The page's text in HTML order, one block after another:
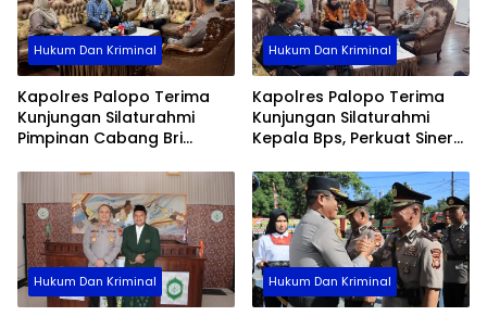
Hukum Dan Kriminal
Kapolres Palopo Terima
Kunjungan Silaturahmi
Pimpinan Cabang Bri
Hukum Dan Kriminal
Kapolres Palopo Terima
Kunjungan Silaturahmi
Kepala Bps, Perkuat Sinergi
Hukum Dan Kriminal Hukum Dan Kriminal